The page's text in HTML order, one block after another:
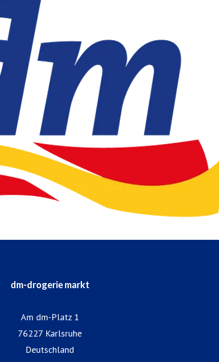
dm-drogerie markt
Am dm-Platz 1
76227 Karlsruhe
Deutschland